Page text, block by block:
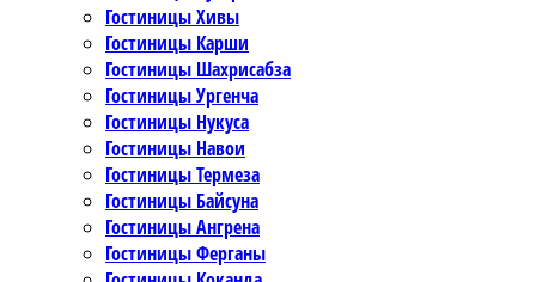
Гостиницы Хивы
Гостиницы Карши
Гостиницы Шахрисабза
Гостиницы Ургенча
Гостиницы Нукуса
Гостиницы Навои
Гостиницы Термеза
Гостиницы Байсуна
Гостиницы Ангрена
Гостиницы Ферганы